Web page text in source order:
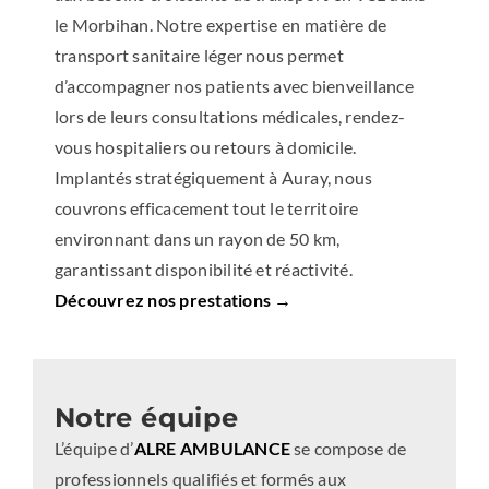
le Morbihan. Notre expertise en matière de
transport sanitaire léger nous permet
d’accompagner nos patients avec bienveillance
lors de leurs consultations médicales, rendez-
vous hospitaliers ou retours à domicile.
Implantés stratégiquement à Auray, nous
couvrons efficacement tout le territoire
environnant dans un rayon de 50 km,
garantissant disponibilité et réactivité.
Découvrez nos prestations →
Notre équipe
L’équipe d’ALRE AMBULANCEse compose de
professionnels qualifiés et formés aux